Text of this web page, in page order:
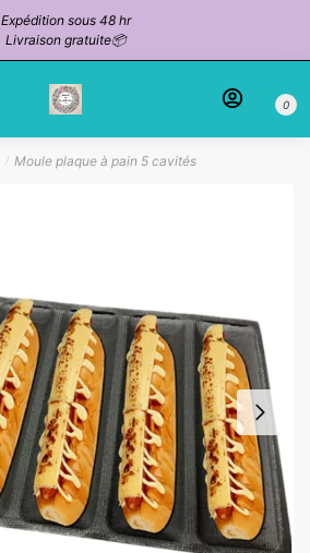
Expédition sous 48 hr
Livraison gratuite📦
0
/ Moule plaque à pain 5 cavités